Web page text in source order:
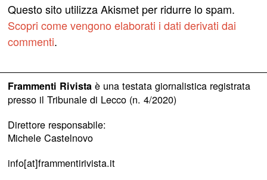
Questo sito utilizza Akismet per ridurre lo spam.
Scopri come vengono elaborati i dati derivati dai
commenti.
Frammenti Rivistaè una testata giornalistica registrata
presso il Tribunale di Lecco (n. 4/2020)
Direttore responsabile:
Michele Castelnovo
info[at]frammentirivista.it